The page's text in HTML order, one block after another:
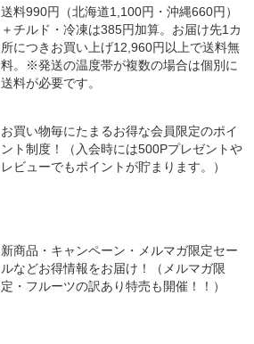
送料990円（北海道1,100円・沖縄660円）
＋チルド・冷凍は385円加算。お届け先1カ
所につきお買い上げ12,960円以上で送料無
料。※発送の温度帯が複数の場合は個別に
送料が必要です。
お買い物毎にたまるお得な会員限定のポイ
ント制度！（入会時には500Pプレゼントや
レビューでもポイントが貯まります。）
新商品・キャンペーン・メルマガ限定セー
ルなどお得情報をお届け！（メルマガ限
定・フルーツの訳あり特売も開催！！）